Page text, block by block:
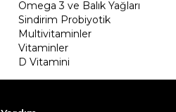
Omega 3 ve Balık Yağları
Sindirim Probiyotik
Multivitaminler
Vitaminler
D Vitamini